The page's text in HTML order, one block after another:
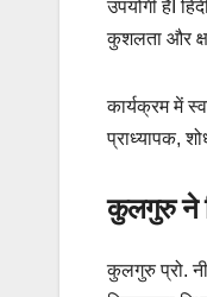
उपयोगी हैI
कुशलता और
कार्यक्रम में
प्राध्यापक,
कुलगुरु ने
कुलगुरु प्रो.